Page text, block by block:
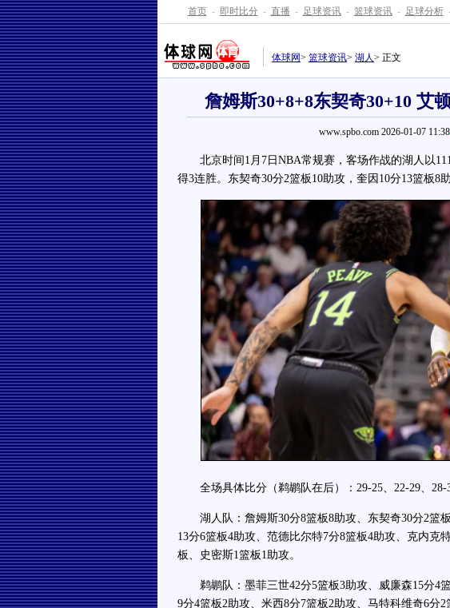
首页 - 即时比分 - 直播 - 足球资讯 - 篮球资讯 - 足球分析
体球网> 篮球资讯> 湖人> 正文
詹姆斯30+8+8东契奇30+10 艾
www.spbo.com 2026-01-07 11:38
北京时间1月7日NBA常规赛，客场作战的湖人以
得3连胜。东契奇30分2篮板10助攻，奎因10分13篮板8助
全场具体比分（鹈鹕队在后）：29-25、22-29、28-
湖人队：詹姆斯30分8篮板8助攻、东契奇30分2篮
13分6篮板4助攻、范德比尔特7分8篮板4助攻、克内克
板、史密斯1篮板1助攻。
鹈鹕队：墨菲三世42分5篮板3助攻、威廉森15分4
9分4篮板2助攻、米西8分7篮板2助攻、马特科维奇6分